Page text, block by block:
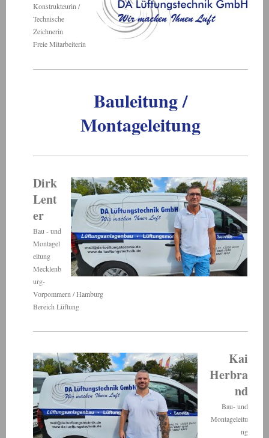
Konstrukteurin /
Technische
Zeichnerin
Freie Mitarbeiterin
Bauleitung /
Montageleitung
Dirk
Lent
er
Bau - und
Montagel
eitung
Mecklenb
urg-
Vorpommern / Hamburg
Bereich Lüftung
Kai
Herbra
nd
Bau- und
Montageleitu
ng